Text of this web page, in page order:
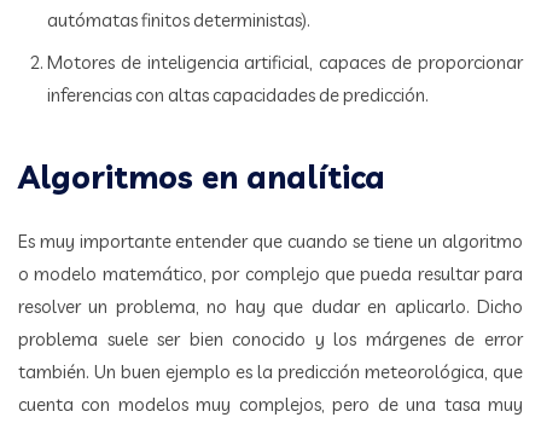
autómatas finitos deterministas).
Motores de inteligencia artificial, capaces de proporcionar
inferencias con altas capacidades de predicción.
Algoritmos en analítica
Es muy importante entender que cuando se tiene un algoritmo
o modelo matemático, por complejo que pueda resultar para
resolver un problema, no hay que dudar en aplicarlo. Dicho
problema suele ser bien conocido y los márgenes de error
también. Un buen ejemplo es la predicción meteorológica, que
cuenta con modelos muy complejos, pero de una tasa muy